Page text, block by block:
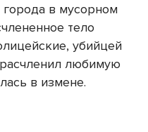
в мусорном
тело
убийцей
любимую
в измене.